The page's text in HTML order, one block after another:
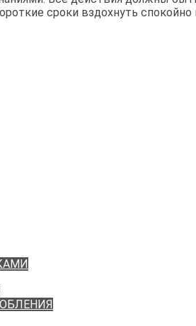
сроки вздохнуть